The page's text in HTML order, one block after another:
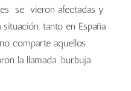
se vieron afectadas y
tanto en España
comparte aquellos
la llamada ‘burbuja